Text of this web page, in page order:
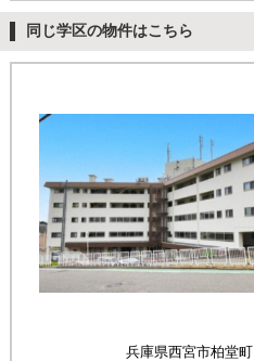
同じ学区の物件はこちら
兵庫県西宮市柏堂町